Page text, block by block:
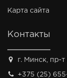
Карта сайта
Контакты
г. Минск, пр-т
+375 (25)